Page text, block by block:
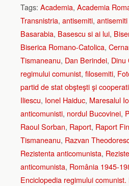
Tags: Academia, Academia
Transnistria, antisemiti,
Basarabia, Basescu si ai lui,
Biserica Romano-Catolica,
Tismaneanu, Dan Berindei, Dinu
regimului comunist, filosemiti,
partid de stat obşteşti şi
Iliescu, Ionel Haiduc, Maresalul
anticomunisti, nordul Bucovinei,
Raoul Sorban, Raport, Raport
Tismaneanu, Razvan
Rezistenta anticomunista,
anticomunista, România 1945-
Enciclopedia regimului